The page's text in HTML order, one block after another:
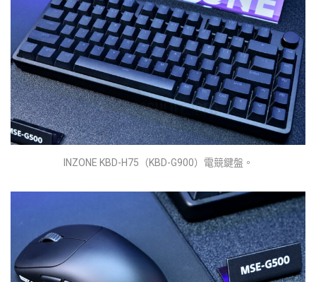
INZONE KBD-H75（KBD-G900）電競鍵盤。